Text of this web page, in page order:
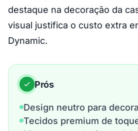
destaque na decoração da
visual justifica o custo extra
Dynamic.
Prós
Design neutro para
Tecidos premium de